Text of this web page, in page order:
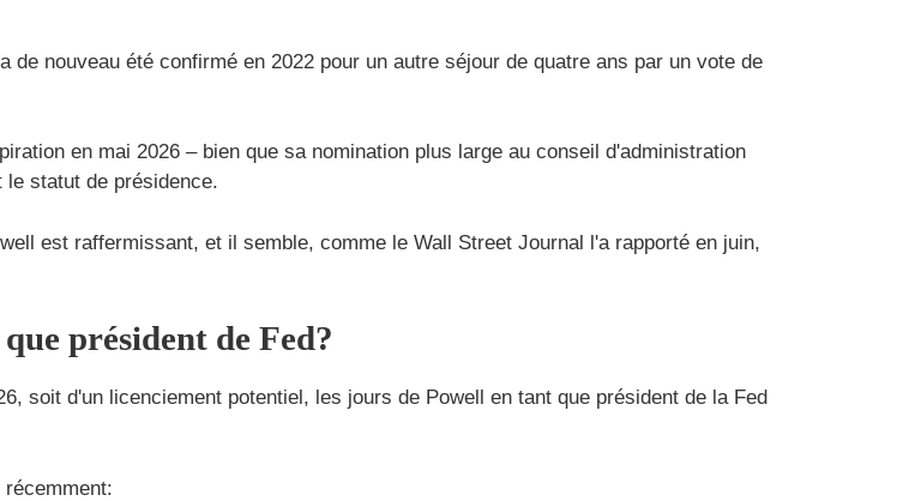
nouveau été confirmé en 2022 pour un autre séjour de quatre ans par un vote de
en mai 2026 – bien que sa nomination plus large au conseil d'administration
le statut de présidence.
est raffermissant, et il semble, comme le Wall Street Journal l'a rapporté en juin,
président de Fed?
soit d'un licenciement potentiel, les jours de Powell en tant que président de la Fed